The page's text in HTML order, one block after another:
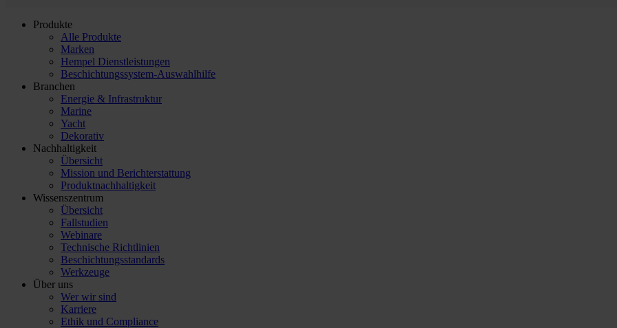
Produkte
Alle Produkte
Marken
Hempel Dienstleistungen
Beschichtungssystem-Auswahlhilfe
Branchen
Energie & Infrastruktur
Marine
Yacht
Dekorativ
Nachhaltigkeit
Übersicht
Mission und Berichterstattung
Produktnachhaltigkeit
Wissenszentrum
Übersicht
Fallstudien
Webinare
Technische Richtlinien
Beschichtungsstandards
Werkzeuge
Über uns
Wer wir sind
Karriere
Ethik und Compliance